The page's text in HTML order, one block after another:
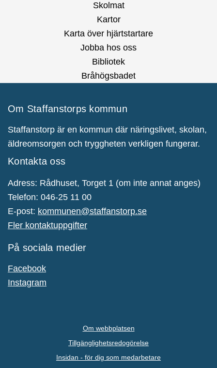
Skolmat
Kartor
Karta över hjärtstartare
Jobba hos oss
Bibliotek
Bråhögsbadet
Om Staffanstorps kommun
Staffanstorp är en kommun där näringslivet, skolan,
äldreomsorgen och tryggheten verkligen fungerar.
Kontakta oss
Adress: Rådhuset, Torget 1 (om inte annat anges)
Telefon: 046-25 11 00
E-post: kommunen@staffanstorp.se
Fler kontaktuppgifter
På sociala medier
Facebook
Instagram
Om webbplatsen
Tillgänglighetsredogörelse
Insidan - för dig som medarbetare